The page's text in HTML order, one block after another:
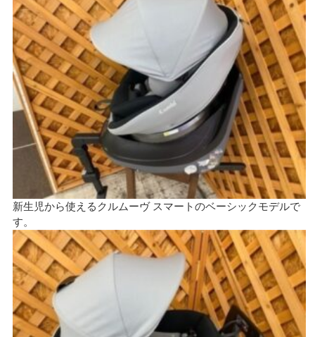
新生児から使えるクルムーヴ スマートのベーシックモデルで
す。